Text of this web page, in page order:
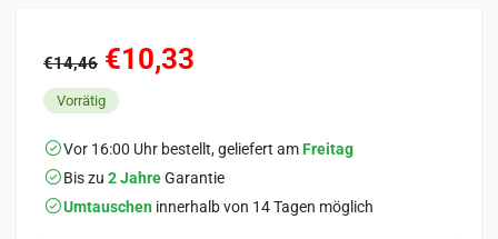
€14,46 €10,33
Vorrätig
Vor 16:00 Uhr bestellt, geliefert amFreitag
Bis zu 2 JahreGarantie
Umtauschen innerhalb von 14 Tagen möglich